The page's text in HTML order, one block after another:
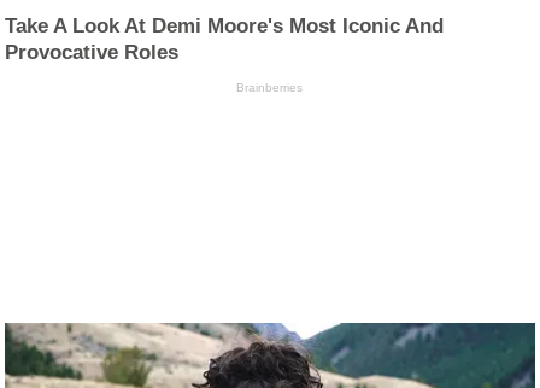
Take A Look At Demi Moore's Most Iconic And
Provocative Roles
Brainberries